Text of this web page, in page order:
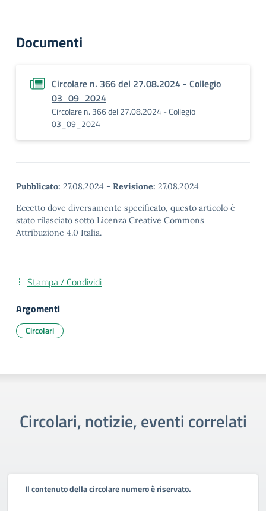
Documenti
Circolare n. 366 del 27.08.2024 - Collegio
03_09_2024
Circolare n. 366 del 27.08.2024 - Collegio
03_09_2024
Pubblicato: 27.08.2024 - Revisione: 27.08.2024
Eccetto dove diversamente specificato, questo articolo è
stato rilasciato sotto Licenza Creative Commons
Attribuzione 4.0 Italia.
Stampa / Condividi
Argomenti
Circolari
Circolari, notizie, eventi correlati
Il contenuto della circolare numero è riservato.